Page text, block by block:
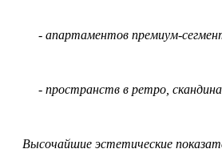
- апартаментов премиум-сегмента
- пространств в ретро,
Высочайшие эстетические